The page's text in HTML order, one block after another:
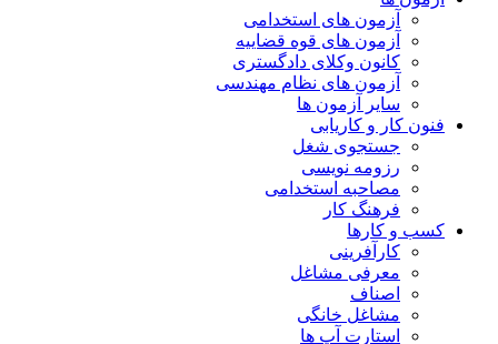
آزمون های استخدامی
آزمون های قوه قضاییه
کانون وکلای دادگستری
آزمون های نظام مهندسی
سایر آزمون ها
فنون کار و کاریابی
جستجوی شغل
رزومه نویسی
مصاحبه استخدامی
فرهنگ کار
کسب و کارها
کارآفرینی
معرفی مشاغل
اصناف
مشاغل خانگی
استارت آپ ها